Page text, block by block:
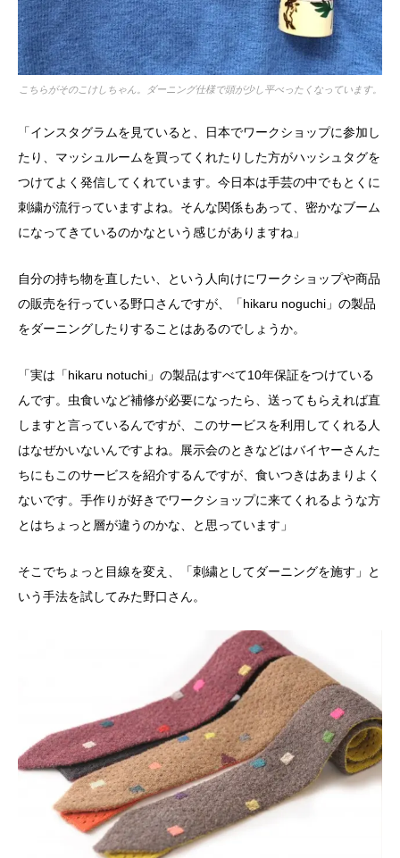
こちらがそのこけしちゃん。ダーニング仕様で頭が少し平べったくなっています。
「インスタグラムを見ていると、日本でワークショップに参加し
たり、マッシュルームを買ってくれたりした方がハッシュタグを
つけてよく発信してくれています。今日本は手芸の中でもとくに
刺繍が流行っていますよね。そんな関係もあって、密かなブーム
になってきているのかなという感じがありますね」
自分の持ち物を直したい、という人向けにワークショップや商品
の販売を行っている野口さんですが、「hikaru noguchi」の製品
をダーニングしたりすることはあるのでしょうか。
「実は「hikaru notuchi」の製品はすべて10年保証をつけている
んです。虫食いなど補修が必要になったら、送ってもらえれば直
しますと言っているんですが、このサービスを利用してくれる人
はなぜかいないんですよね。展示会のときなどはバイヤーさんた
ちにもこのサービスを紹介するんですが、食いつきはあまりよく
ないです。手作りが好きでワークショップに来てくれるような方
とはちょっと層が違うのかな、と思っています」
そこでちょっと目線を変え、「刺繍としてダーニングを施す」と
いう手法を試してみた野口さん。